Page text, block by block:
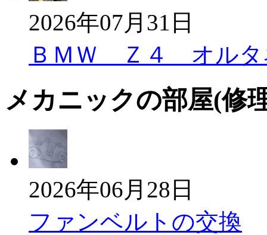
2026年07月31日
ＢＭＷ Ｚ４ オルタ
メカニックの部屋(
2026年06月28日
ファンベルトの交換